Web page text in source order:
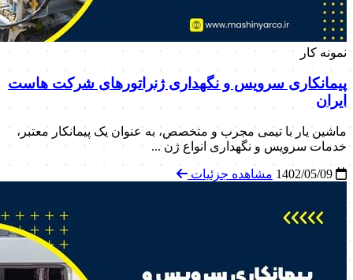
نمونه کار
پیمانکاری سرویس و نگهداری ژنراتورهای شرکت هاست
ایران
ماشین یار با تیمی مجرب و متخصص، به عنوان یک پیمانکار معتبر،
خدمات سرویس و نگهداری انواع ژن ...
مشاهده جزئیات